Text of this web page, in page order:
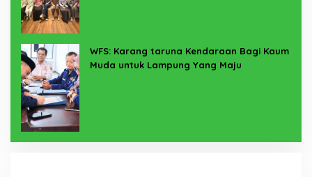
WFS: Karang taruna Kendaraan Bagi Kaum
Muda untuk Lampung Yang Maju